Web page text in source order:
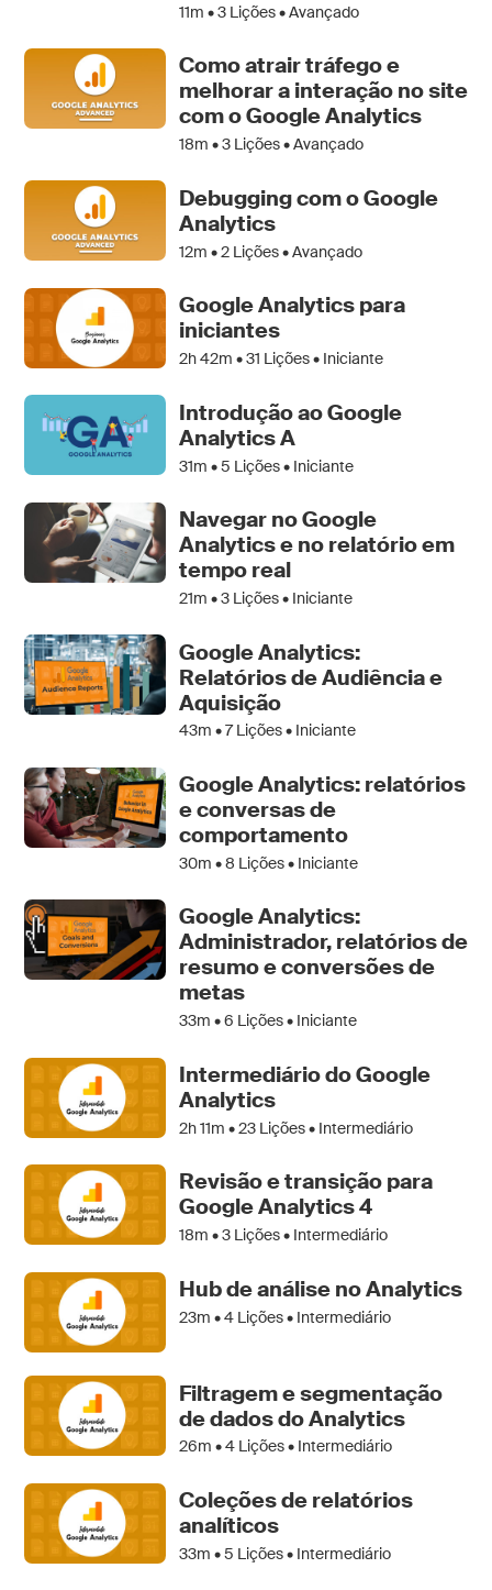
11m •3 Lições • Avançado
Como atrair tráfego e
melhorar a interação no site
com o Google Analytics
18m •3 Lições • Avançado
Debugging com o Google
Analytics
12m •2 Lições • Avançado
Google Analytics para
iniciantes
2h 42m •31 Lições • Iniciante
Introdução ao Google
Analytics A
31m •5 Lições • Iniciante
Navegar no Google
Analytics e no relatório em
tempo real
21m •3 Lições • Iniciante
Google Analytics:
Relatórios de Audiência e
Aquisição
43m •7Lições • Iniciante
Google Analytics: relatórios
e conversas de
comportamento
30m •8 Lições • Iniciante
Google Analytics:
Administrador, relatórios de
resumo e conversões de
metas
33m •6 Lições • Iniciante
Intermediário do Google
Analytics
2h 11m •23 Lições • Intermediário
Revisão e transição para
Google Analytics 4
18m •3 Lições • Intermediário
Hub de análise no Analytics
23m •4 Lições • Intermediário
Filtragem e segmentação
de dados do Analytics
26m •4 Lições • Intermediário
Coleções de relatórios
analíticos
33m •5 Lições • Intermediário